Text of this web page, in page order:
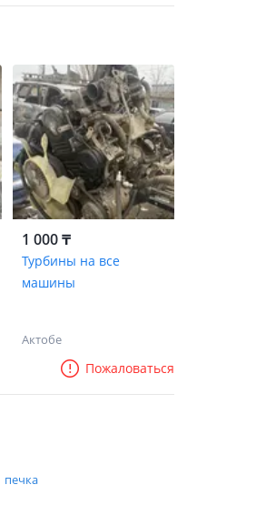
1 000 ₸
Турбины на все
машины
Актобе
Пожаловаться
печка